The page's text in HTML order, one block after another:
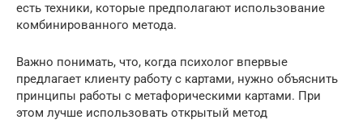
есть техники, которые предполагают использование
комбинированного метода.
Важно понимать, что, когда психолог впервые
предлагает клиенту работу с картами, нужно объяснить
принципы работы с метафорическими картами. При
этом лучше использовать открытый метод